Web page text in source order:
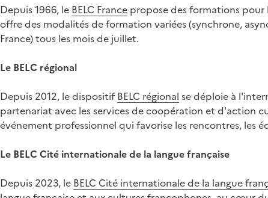
Depuis 1966, le BELC France propose des formations pour
offre des modalités de formation variées (synchrone,
France) tous les mois de juillet.
Le BELC régional
Depuis 2012, le dispositifBELC régional se déploie à
partenariat avec les services de coopération et d'action
événement professionnel qui favorise les rencontres, les
Le BELC Cité internationale de la langue française
Depuis 2023, le BELC Cité internationale de la langue